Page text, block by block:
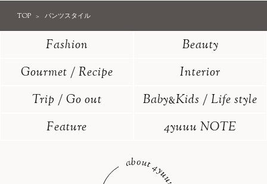
TOP パンツスタイル
Fashion
Beauty
Gourmet / Recipe
Interior
Trip / Go out
Baby&Kids / Life style
Feature
4yuuu NOTE